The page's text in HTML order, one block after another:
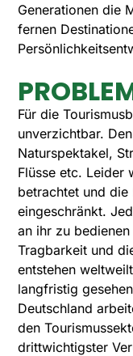
Generationen die
fernen
Für die
unverzichtbar.
Naturspektakel,
Flüsse etc. Leider
betrachtet und
eingeschränkt.
an ihr zu
Tragbarkeit und
entstehen
langfristig
Deutschland
den
drittwichtigster